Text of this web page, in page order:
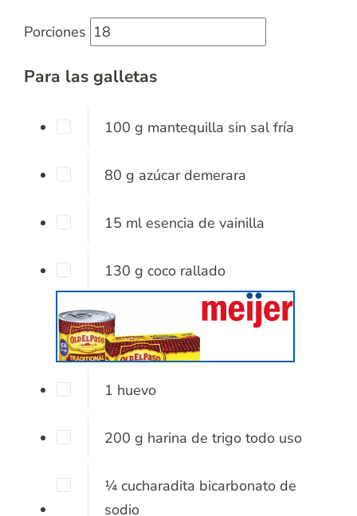
Porciones
Para las galletas
100 g mantequilla sin sal fría
80 g azúcar demerara
15 mlesencia de vainilla
130 g coco rallado
1 huevo
200 g harina de trigo todo uso
¼ cucharadita bicarbonato de
sodio